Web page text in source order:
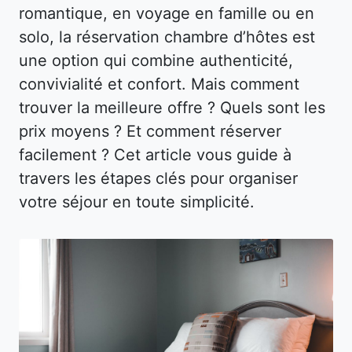
romantique, en voyage en famille ou en
solo, la réservation chambre d’hôtes est
une option qui combine authenticité,
convivialité et confort. Mais comment
trouver la meilleure offre ? Quels sont les
prix moyens ? Et comment réserver
facilement ? Cet article vous guide à
travers les étapes clés pour organiser
votre séjour en toute simplicité.